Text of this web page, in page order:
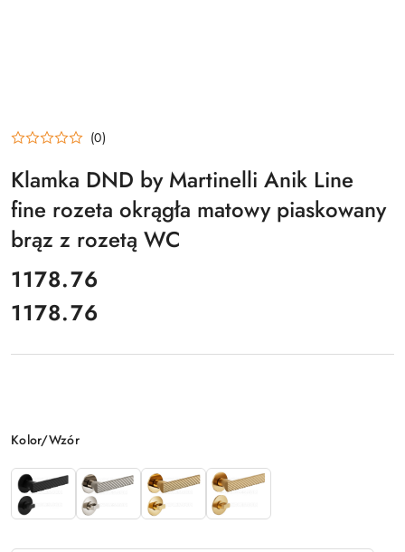
(0)
Klamka DND by Martinelli Anik Line
fine rozeta okrągła matowy piaskowany
brąz z rozetą WC
cena:
1178.76
Cena:
1178.76
Wariant
Kolor/Wzór